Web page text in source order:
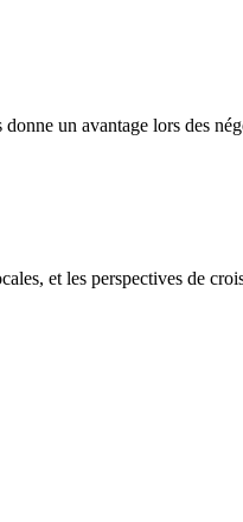
un avantage lors des
et les perspectives de